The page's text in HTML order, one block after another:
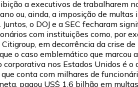
a executivos de trabalharem
ou, ainda, a imposição de multas
o DOJ e a SEC fecharam
com instituições como, por
em decorrência da crise
o caso emblemático que marcou
corporativa nos Estados Unidos é o
conta com milhares de
pagou US$ 1,6 bilhão em